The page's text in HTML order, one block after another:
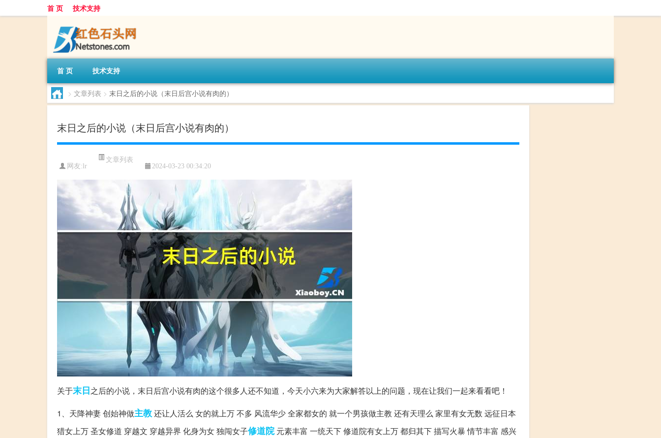
首 页 技术支持
首 页 技术支持
> 文章列表 > 末日之后的小说（末日后宫小说有肉的）
末日之后的小说（末日后宫小说有肉的）
网友: lr
文章列表
2024-03-23 00:34:20
关于末日之后的小说，末日后宫小说有肉的这个很多人还不知道，今天小六来为大家解答以上的问题，现在让我们一起来看看吧！
1、天降神妻 创始神做主教还让人活么 女的就上万 不多 风流华少 全家都女的 就一个男孩做主教 还有天理么 家里有女无数 远征日本
猎女上万 圣女修道 穿越文 穿越异界 化身为女 独闯女子修道院元素丰富 一统天下 修道院有女上万 都归其下 描写火暴 情节丰富 感兴